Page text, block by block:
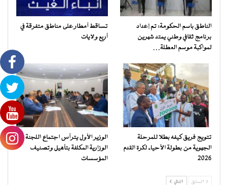
الناطق باسم الحكومة: تم إعداد
برنامج ثقافي وطني يمتد شهرين
لمواكبة موسم العطلة…
تساقط أمطار على مناطق متفرقة في
أربع ولايات
تتويج فريق كيفه بطلا للمرحلة
الجهوية من بطولة الأحياء لكرة القدم
2026
الوزير الأول يترأس اجتماع اللجنة
الوزارية المكلفة بتأهيل وتصنيف
المؤسسات
السابق التالي